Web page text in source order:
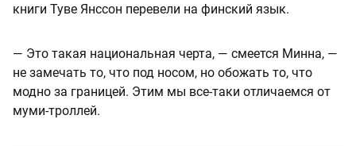
книги Туве Янссон перевели на финский язык.
— Это такая национальная черта, — смеется Минна, —
не замечать то, что под носом, но обожать то, что
модно за границей. Этим мы все-таки отличаемся от
муми-троллей.